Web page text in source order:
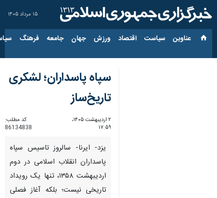
۱۵ مرداد ۱۴۰۵
عناوین‌ سیاست اقتصاد ورزش جهان جامعه فرهنگ
سپاه پاسداران؛ لشکری
تاریخ‌ساز
۲ اردیبهشت ۱۴۰۵،
۱۷:۵۹
کد مطلب:
86134838
یزد- ایرنا- سالروز تاسیس سپاه
پاسداران انقلاب اسلامی در دوم
اردیبهشت ۱۳۵۸، تنها یک رویداد
تاریخی نیست؛ بلکه آغاز فصلی